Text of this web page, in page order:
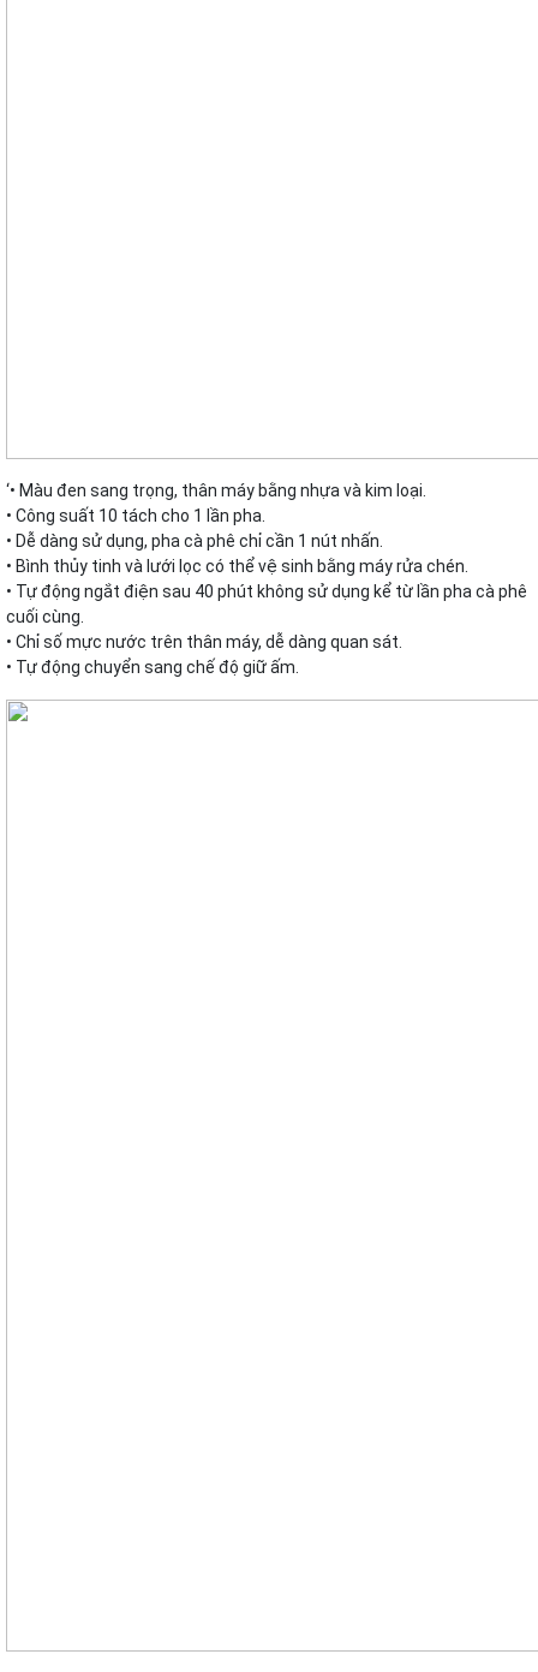
‘• Màu đen sang trọng, thân máy bằng nhựa và kim loại.
• Công suất 10 tách cho 1 lần pha.
• Dễ dàng sử dụng, pha cà phê chỉ cần 1 nút nhấn.
• Bình thủy tinh và lưới lọc có thể vệ sinh bằng máy rửa chén.
• Tự động ngắt điện sau 40 phút không sử dụng kể từ lần pha cà phê
cuối cùng.
• Chỉ số mực nước trên thân máy, dễ dàng quan sát.
• Tự động chuyển sang chế độ giữ ấm.